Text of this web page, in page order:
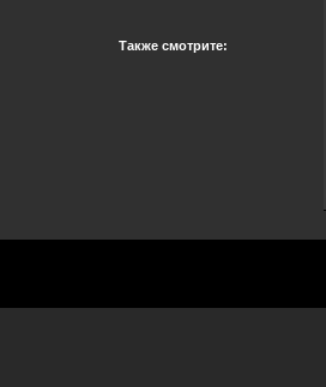
Также смотрите: